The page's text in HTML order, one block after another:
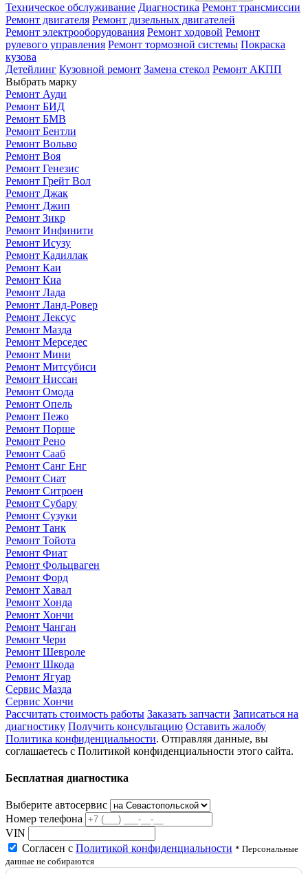
Техническое обслуживание Диагностика Ремонт трансмиссии
Ремонт двигателя Ремонт дизельных двигателей
Ремонт электрооборудования Ремонт ходовой Ремонт
рулевого управления Ремонт тормозной системы Покраска
кузова
Детейлинг Кузовной ремонт Замена стекол Ремонт АКПП
Выбрать марку
Ремонт Ауди
Ремонт БИД
Ремонт БМВ
Ремонт Бентли
Ремонт Вольво
Ремонт Воя
Ремонт Генезис
Ремонт Грейт Вол
Ремонт Джак
Ремонт Джип
Ремонт Зикр
Ремонт Инфинити
Ремонт Исузу
Ремонт Кадиллак
Ремонт Каи
Ремонт Киа
Ремонт Лада
Ремонт Ланд-Ровер
Ремонт Лексус
Ремонт Мазда
Ремонт Мерседес
Ремонт Мини
Ремонт Митсубиси
Ремонт Ниссан
Ремонт Омода
Ремонт Опель
Ремонт Пежо
Ремонт Порше
Ремонт Рено
Ремонт Сааб
Ремонт Санг Енг
Ремонт Сиат
Ремонт Ситроен
Ремонт Субару
Ремонт Сузуки
Ремонт Танк
Ремонт Тойота
Ремонт Фиат
Ремонт Фольцваген
Ремонт Форд
Ремонт Хавал
Ремонт Хонда
Ремонт Хончи
Ремонт Чанган
Ремонт Чери
Ремонт Шевроле
Ремонт Шкода
Ремонт Ягуар
Сервис Мазда
Сервис Хончи
Рассчитать стоимость работы Заказать запчасти Записаться на
диагностику Получить консультацию Оставить жалобу
Политика конфиденциальности. Отправляя данные, вы
соглашаетесь с Политикой конфиденциальности этого сайта.
Бесплатная диагностика
Выберите автосервис
Номер телефона
VIN
Согласен с Политикой конфиденциальности * Персональные
данные не собираются